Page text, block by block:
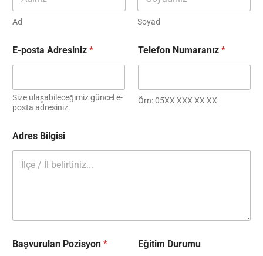
Ad Soyad
E-posta Adresiniz *
Size ulaşabileceğimiz güncel e-
posta adresiniz.
Telefon Numaranız *
Örn: 05XX XXX XX XX
Adres Bilgisi
Başvurulan Pozisyon * Eğitim Durumu